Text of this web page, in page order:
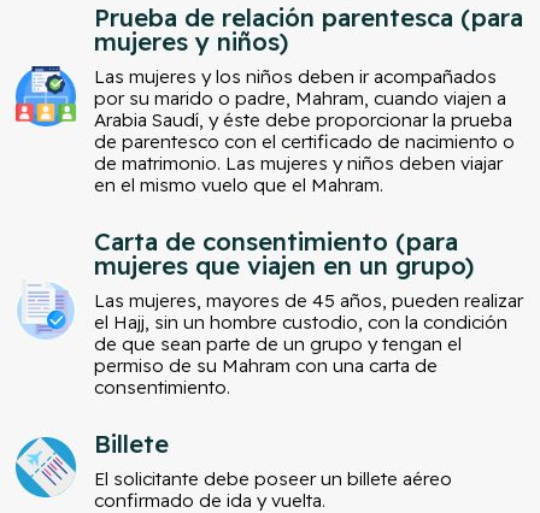
Prueba de relación parentesca (para
mujeres y niños)
Las mujeres y los niños deben ir acompañados
por su marido o padre, Mahram, cuando viajen a
Arabia Saudí, y éste debe proporcionar la prueba
de parentesco con el certificado de nacimiento o
de matrimonio. Las mujeres y niños deben viajar
en el mismo vuelo que el Mahram.
Carta de consentimiento (para
mujeres que viajen en un grupo)
Las mujeres, mayores de 45 años, pueden realizar
el Hajj, sin un hombre custodio, con la condición
de que sean parte de un grupo y tengan el
permiso de su Mahram con una carta de
consentimiento.
Billete
El solicitante debe poseer un billete aéreo
confirmado de ida y vuelta.